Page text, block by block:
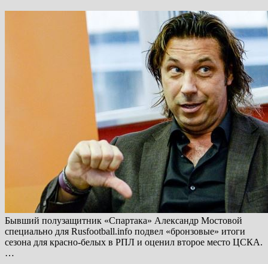
Бывший полузащитник «Спартака» Александр Мостовой
специально для Rusfootball.info подвел «бронзовые» итоги
сезона для красно-белых в РПЛ и оценил второе место ЦСКА.
…